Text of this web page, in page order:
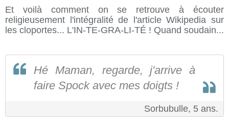
Et voilà comment on se retrouve à écouter
religieusement l'intégralité de l'article Wikipedia sur
les cloportes... L'IN-TE-GRA-LI-TÉ ! Quand soudain...
Hé Maman, regarde, j'arrive à
faire Spock avec mes doigts !
Sorbubulle, 5 ans.